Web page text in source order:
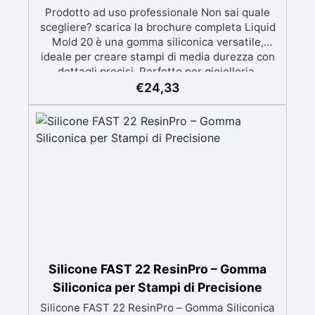
Prodotto ad uso professionale Non sai quale
scegliere? scarica la brochure completa Liquid
Mold 20 è una gomma siliconica versatile,
ideale per creare stampi di media durezza con
dettagli precisi. Perfetto per gioielleria,
sculture, oggetti artistici, prototipi, saponi,
artigianali con dettagli complessi. Compatibile
con: resina epossidica, gesso, cera, poliuretano,
cemento e materiali compositi. ✔️ EQUILIBRIO
sculture, oggetti artistici e prototipazione. ✔️
TEMPI TECNICI Tempo di lavoro (WT): 60-80
minuti. Tempo di indurimento: 24 ore. Modalità
d’uso per tutta la linea Liquid Mold
€24,33
Silicone FAST 22 ResinPro – Gomma
Siliconica per Stampi di Precisione
Silicone FAST 22 ResinPro – Gomma Siliconica